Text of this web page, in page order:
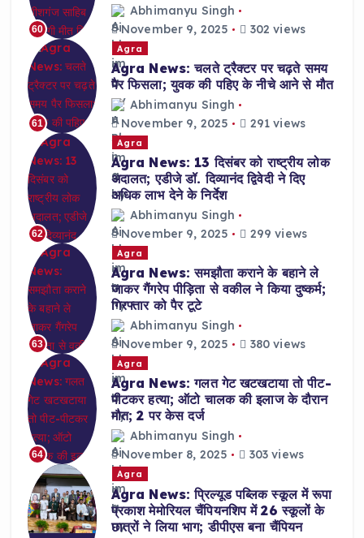
60
Abhimanyu Singh
November 9, 2025
302 views
61
Agra
Agra News: चलते ट्रैक्टर पर चढ़ते समय
पैर फिसला; युवक की पहिए के नीचे आने से मौत
Abhimanyu Singh
November 9, 2025
291 views
62
Agra
Agra News: 13 दिसंबर को राष्ट्रीय लोक
अदालत; एडीजे डॉ. दिव्यानंद द्विवेदी ने दिए
अधिक लाभ देने के निर्देश
Abhimanyu Singh
November 9, 2025
299 views
63
Agra
Agra News: समझौता कराने के बहाने ले
जाकर गैंगरेप पीड़िता से वकील ने किया दुष्कर्म;
गिरफ्तार को पैर टूटे
Abhimanyu Singh
November 9, 2025
380 views
64
Agra
Agra News: गलत गेट खटखटाया तो पीट-
पीटकर हत्या; ऑटो चालक की इलाज के दौरान
मौत; 2 पर केस दर्ज
Abhimanyu Singh
November 8, 2025
303 views
Agra
Agra News: प्रिल्यूड पब्लिक स्कूल में रूपा
प्रकाश मेमोरियल चैंपियनशिप में 26 स्कूलों के
छात्रों ने लिया भाग; डीपीएस बना चैंपियन